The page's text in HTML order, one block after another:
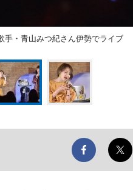
手・青山みつ紀さん伊勢でライブ